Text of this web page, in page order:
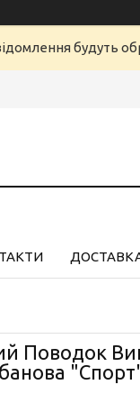
будуть
Поводок